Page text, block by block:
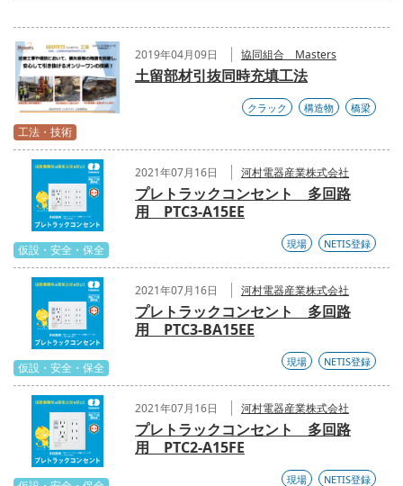
工法・技術
2019年04月09日 協同組合 Masters
土留部材引抜同時充填工法
クラック 構造物 橋梁
仮設・安全・保全
2021年07月16日 河村電器産業株式会社
プレトラックコンセント 多回路
用 PTC3-A15EE
現場 NETIS登録
仮設・安全・保全
2021年07月16日 河村電器産業株式会社
プレトラックコンセント 多回路
用 PTC3-BA15EE
現場 NETIS登録
2021年07月16日 河村電器産業株式会社
プレトラックコンセント 多回路
用 PTC2-A15FE
現場 NETIS登録